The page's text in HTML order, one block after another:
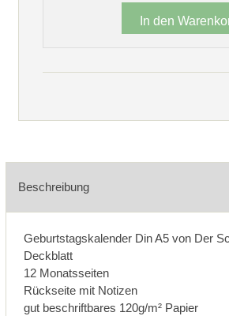
Beschreibung
Geburtstagskalender Din A5 von Der
Deckblatt
12 Monatsseiten
Rückseite mit Notizen
gut beschriftbares 120g/m² Papier